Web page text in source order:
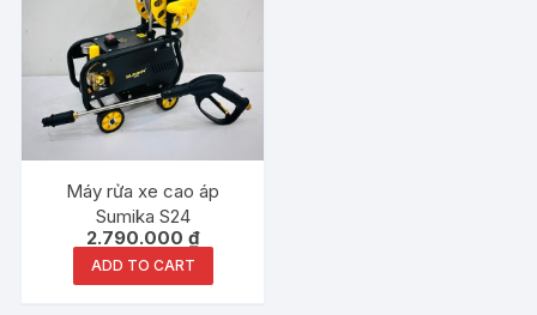
Máy rửa xe cao áp
Sumika S24
2.790.000₫
ADD TO CART